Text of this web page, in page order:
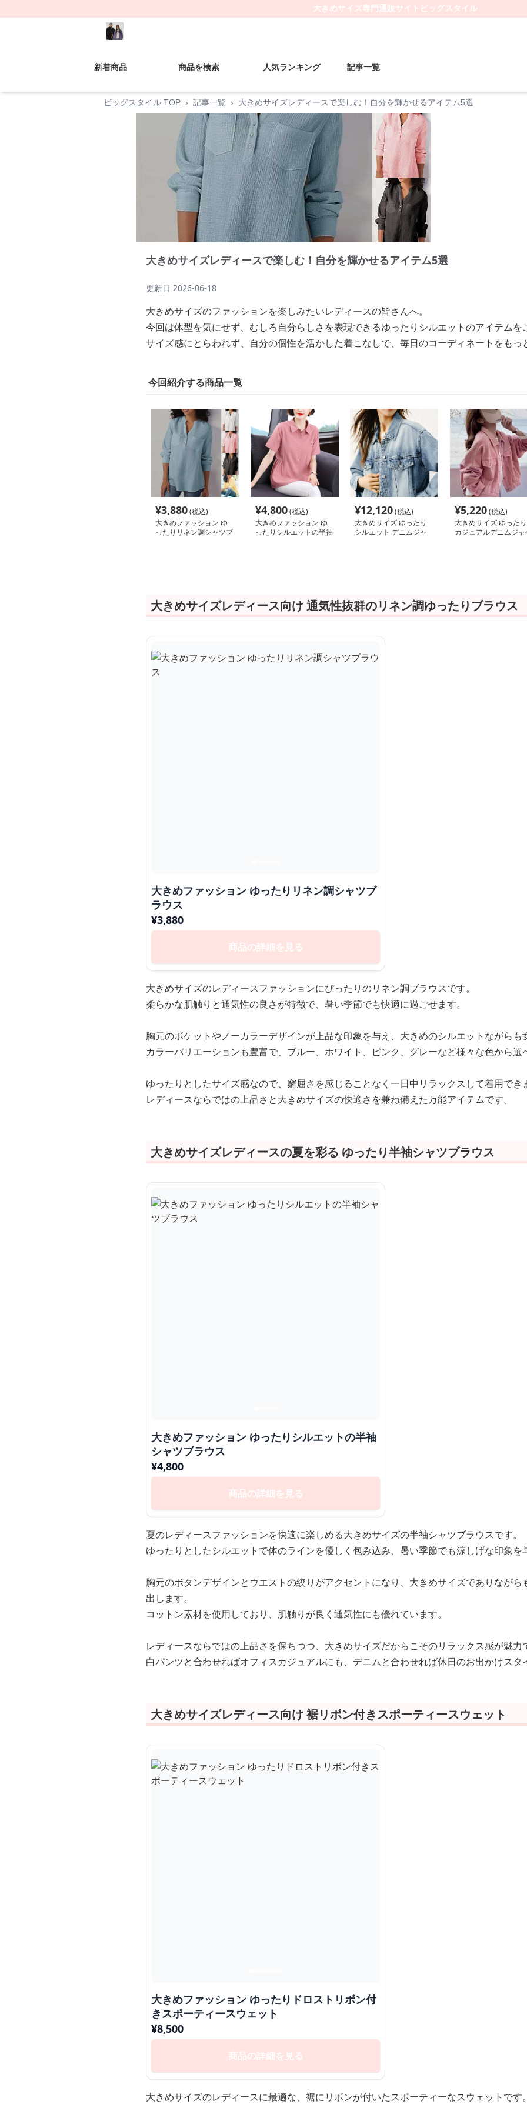
大きめサイズ専門通販サイト ビッグスタイル
新着商品 商品を検索 人気ランキング 記事一覧
ビッグスタイル TOP › 記事一覧 › 大きめサイズレディースで楽しむ！自分を輝かせるアイテム5選
大きめサイズレディースで楽しむ！自分を輝かせるアイテム5選
更新日 2026-06-18
大きめサイズのファッションを楽しみたいレディースの皆さんへ。
今回は体型を気にせず、むしろ自分らしさを表現できるゆったりシルエットのアイテムを
サイズ感にとらわれず、自分の個性を活かした着こなしで、毎日のコーディネートをもっ
今回紹介する商品一覧
¥3,880(税込)
大きめファッション ゆ
ったりリネン調シャツブ
¥4,800(税込)
大きめファッション ゆ
ったりシルエットの半袖
¥12,120(税込)
大きめサイズ ゆったり
シルエット デニムジャ
¥5,220(税込)
大きめサイズ ゆったり
カジュアルデニムジャ
大きめサイズレディース向け 通気性抜群のリネン調ゆったりブラウス
大きめファッション ゆったりリネン調シャツブ
ラウス
¥3,880
商品の詳細を見る
大きめサイズのレディースファッションにぴったりのリネン調ブラウスです。
柔らかな肌触りと通気性の良さが特徴で、暑い季節でも快適に過ごせます。
胸元のポケットやノーカラーデザインが上品な印象を与え、大きめのシルエットながら
カラーバリエーションも豊富で、ブルー、ホワイト、ピンク、グレーなど様々な色から選
ゆったりとしたサイズ感なので、窮屈さを感じることなく一日中リラックスして着用でき
レディースならではの上品さと大きめサイズの快適さを兼ね備えた万能アイテムです。
大きめサイズレディースの夏を彩る ゆったり半袖シャツブラウス
大きめファッション ゆったりシルエットの半袖
シャツブラウス
¥4,800
商品の詳細を見る
夏のレディースファッションを快適に楽しめる大きめサイズの半袖シャツブラウスです。
ゆったりとしたシルエットで体のラインを優しく包み込み、暑い季節でも涼しげな印象を
胸元のボタンデザインとウエストの絞りがアクセントになり、大きめサイズでありなが
出します。
コットン素材を使用しており、肌触りが良く通気性にも優れています。
レディースならではの上品さを保ちつつ、大きめサイズだからこそのリラックス感が魅力
白パンツと合わせればオフィスカジュアルにも、デニムと合わせれば休日のお出かけス
大きめサイズレディース向け 裾リボン付きスポーティースウェット
大きめファッション ゆったりドロストリボン付
きスポーティースウェット
¥8,500
商品の詳細を見る
大きめサイズのレディースに最適な、裾にリボンが付いたスポーティーなスウェットです